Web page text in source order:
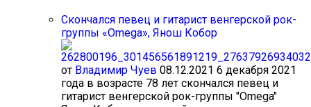
Cкончался певец и гитарист венгерской рок-
группы «Omega», Янош Кобор
от Владимир Чуев 08.12.2021 6 декабря 2021
года в возрасте 78 лет скончался певец и
гитарист венгерской рок-группы "Omega"